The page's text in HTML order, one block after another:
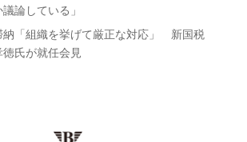
論している」
納「組織を挙げて厳正な対応」 新国税
氏が就任会見